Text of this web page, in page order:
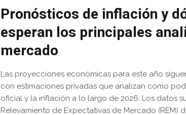
Pronósticos de inflación y
esperan los principales
mercado
Las proyecciones económicas para este año
con estimaciones privadas que analizan cómo
oficial y la inflación a lo largo de 2026. Los datos
Relevamiento de Expectativas de Mercado (REM)